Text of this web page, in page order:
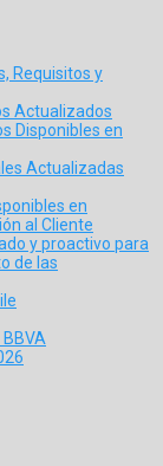
Requisitos y
Actualizados
Disponibles en
Actualizadas
en
al Cliente
y proactivo para
de las